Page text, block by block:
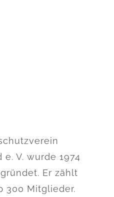
V. wurde 1974
Er zählt
300 Mitglieder.